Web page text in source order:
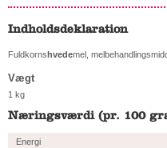
Indholdsdeklaration
Fuldkorns hvedemel,
Vægt
1 kg
Næringsværdi (pr. 100
Energi